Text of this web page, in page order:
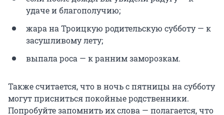
удаче и благополучию;
жара на Троицкую родительскую субботу — к
засушливому лету;
выпала роса — к ранним заморозкам.
Также считается, что в ночь с пятницы на субботу
могут присниться покойные родственники.
Попробуйте запомнить их слова — полагается, что